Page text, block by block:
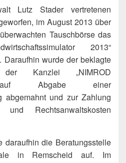
Lutz Stader vertretenen
im August 2013 über
Tauschbörse das
2013“
Daraufhin wurde der beklagte
Kanzlei „NIMROD
auf Abgabe einer
abgemahnt und zur Zahlung
und Rechtsanwaltskosten
daraufhin die Beratungsstelle
in Remscheid auf. Im